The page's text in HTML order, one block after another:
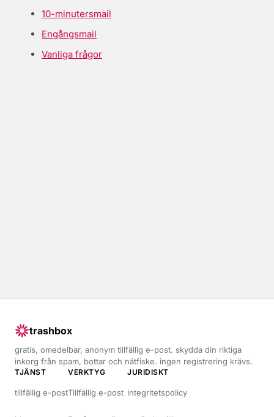
10-minutersmail
Engångsmail
Vanliga frågor
trashbox
gratis, omedelbar, anonym tillfällig e-post. skydda din riktiga
inkorg från spam, bottar och nätfiske. ingen registrering krävs.
TJÄNST
tillfällig e-post
VERKTYG
Tillfällig e-post
JURIDISKT
integritetspolicy